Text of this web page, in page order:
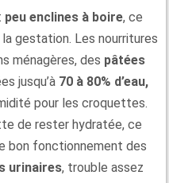
peu enclines à boire, ce
gestation. Les nourritures
ménagères, des pâtées
jusqu’à 70 à 80% d’eau,
pour les croquettes.
de rester hydratée, ce
bon fonctionnement des
urinaires, trouble assez